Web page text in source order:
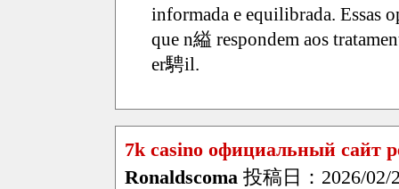
informada e equilibrada. Essas
que n縊 respondem aos
er騁il.
7k casino официальный сайт
Ronaldscoma 投稿日：2026/02/